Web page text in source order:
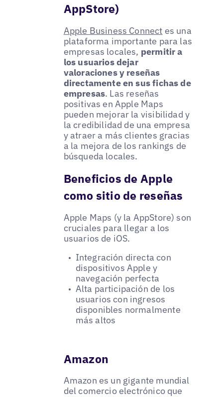
AppStore)
Apple Business Connect es una
plataforma importante para las
empresas locales, permitir a
los usuarios dejar
valoraciones y reseñas
directamente en sus fichas de
empresas. Las reseñas
positivas en Apple Maps
pueden mejorar la visibilidad y
la credibilidad de una empresa
y atraer a más clientes gracias
a la mejora de los rankings de
búsqueda locales.
Beneficios de Apple
como sitio de reseñas
Apple Maps (y la AppStore) son
cruciales para llegar a los
usuarios de iOS.
Integración directa con
dispositivos Apple y
navegación perfecta
Alta participación de los
usuarios con ingresos
disponibles normalmente
más altos
Amazon
Amazon es un gigante mundial
del comercio electrónico que